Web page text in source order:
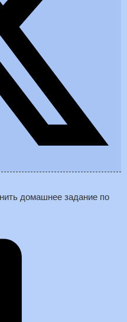
домашнее задание по